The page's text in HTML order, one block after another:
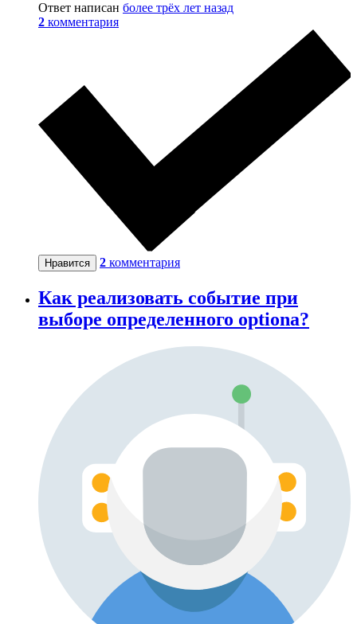
Ответ написан более трёх лет назад
2 комментария
Нравится 2 комментария
Как реализовать событие при
выборе определенного optionа?